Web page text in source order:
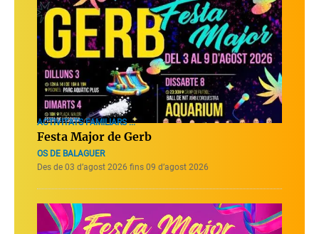
ACTIVITATS FAMILIARS ...
Festa Major de Gerb
OS DE BALAGUER
Des de 03 d’agost 2026 fins 09 d’agost 2026